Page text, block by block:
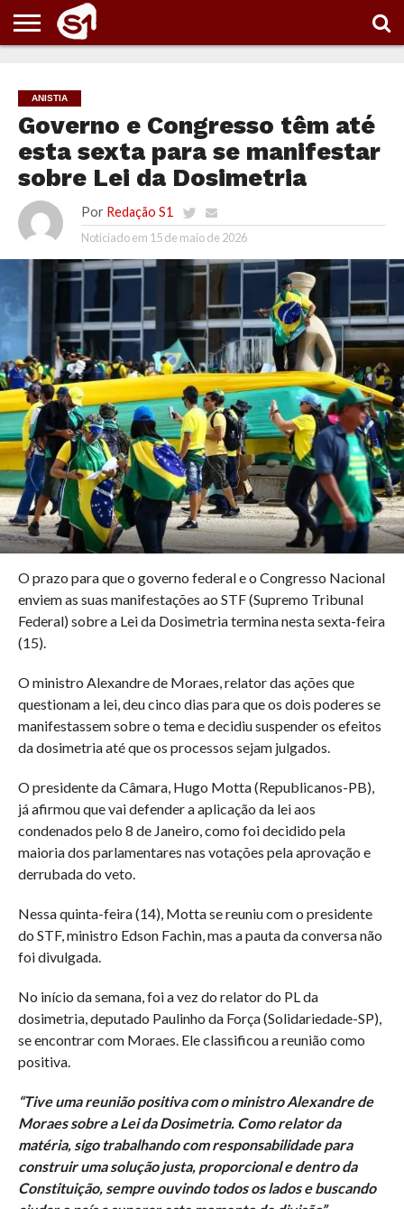
ANISTIA
Governo e Congresso têm até
esta sexta para se manifestar
sobre Lei da Dosimetria
Por Redação S1
Noticiado em 15 de maio de 2026
O prazo para que o governo federal e o Congresso Nacional
enviem as suas manifestações ao STF (Supremo Tribunal
Federal) sobre a Lei da Dosimetria termina nesta sexta-feira
(15).
O ministro Alexandre de Moraes, relator das ações que
questionam a lei, deu cinco dias para que os dois poderes se
manifestassem sobre o tema e decidiu suspender os efeitos
da dosimetria até que os processos sejam julgados.
O presidente da Câmara, Hugo Motta (Republicanos-PB),
já afirmou que vai defender a aplicação da lei aos
condenados pelo 8 de Janeiro, como foi decidido pela
maioria dos parlamentares nas votações pela aprovação e
derrubada do veto.
Nessa quinta-feira (14), Motta se reuniu com o presidente
do STF, ministro Edson Fachin, mas a pauta da conversa não
foi divulgada.
No início da semana, foi a vez do relator do PL da
dosimetria, deputado Paulinho da Força (Solidariedade-SP),
se encontrar com Moraes. Ele classificou a reunião como
positiva.
“Tive uma reunião positiva com o ministro Alexandre de
Moraes sobre a Lei da Dosimetria. Como relator da
matéria, sigo trabalhando com responsabilidade para
construir uma solução justa, proporcional e dentro da
Constituição, sempre ouvindo todos os lados e buscando